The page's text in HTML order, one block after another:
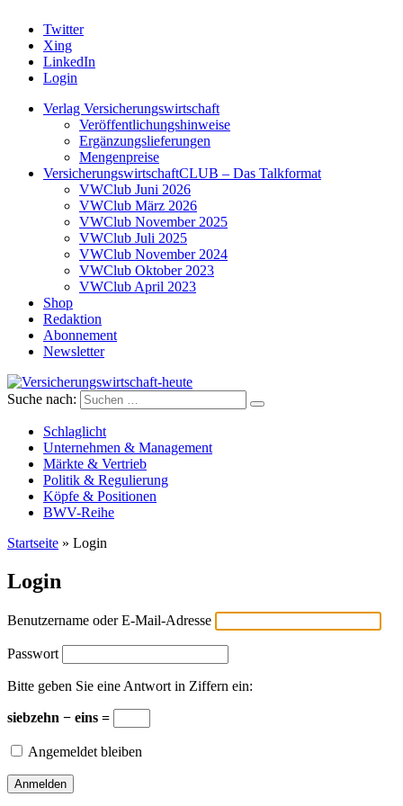
Twitter
Xing
LinkedIn
Login
Verlag Versicherungswirtschaft
Veröffentlichungshinweise
Ergänzungslieferungen
Mengenpreise
VersicherungswirtschaftCLUB – Das Talkformat
VWClub Juni 2026
VWClub März 2026
VWClub November 2025
VWClub Juli 2025
VWClub November 2024
VWClub Oktober 2023
VWClub April 2023
Shop
Redaktion
Abonnement
Newsletter
Versicherungswirtschaft-heute
Suche nach:
Schlaglicht
Unternehmen & Management
Märkte & Vertrieb
Politik & Regulierung
Köpfe & Positionen
BWV-Reihe
Startseite » Login
Login
Benutzername oder E-Mail-Adresse
Passwort
Bitte geben Sie eine Antwort in Ziffern ein:
siebzehn − eins =
Angemeldet bleiben